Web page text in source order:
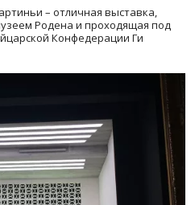
– отличная выставка,
Родена и проходящая под
Конфедерации Ги